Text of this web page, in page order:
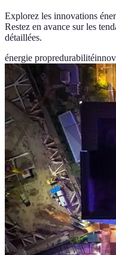
Explorez les innovations
Restez en avance sur les
détaillées.
énergie propredurabilité